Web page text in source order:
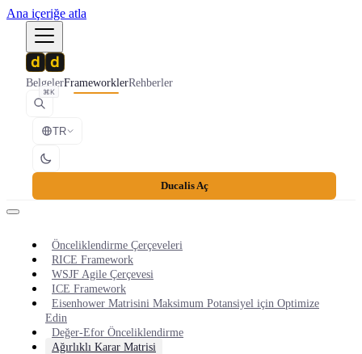
Ana içeriğe atla
BelgelerFrameworklerRehberler
⌘K
TR
Ducalis Aç
Önceliklendirme Çerçeveleri
RICE Framework
WSJF Agile Çerçevesi
ICE Framework
Eisenhower Matrisini Maksimum Potansiyel için Optimize
Edin
Değer-Efor Önceliklendirme
Ağırlıklı Karar Matrisi